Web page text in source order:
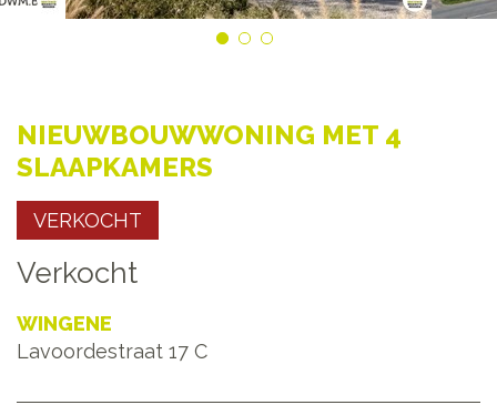
NIEUWBOUWWONING MET 4
SLAAPKAMERS
VERKOCHT
Verkocht
WINGENE
Lavoordestraat 17 C